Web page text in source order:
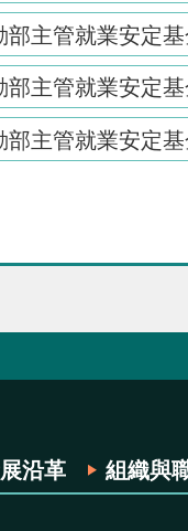
部主管就業安定
部主管就業安定
部主管就業安定
沿革 組織與